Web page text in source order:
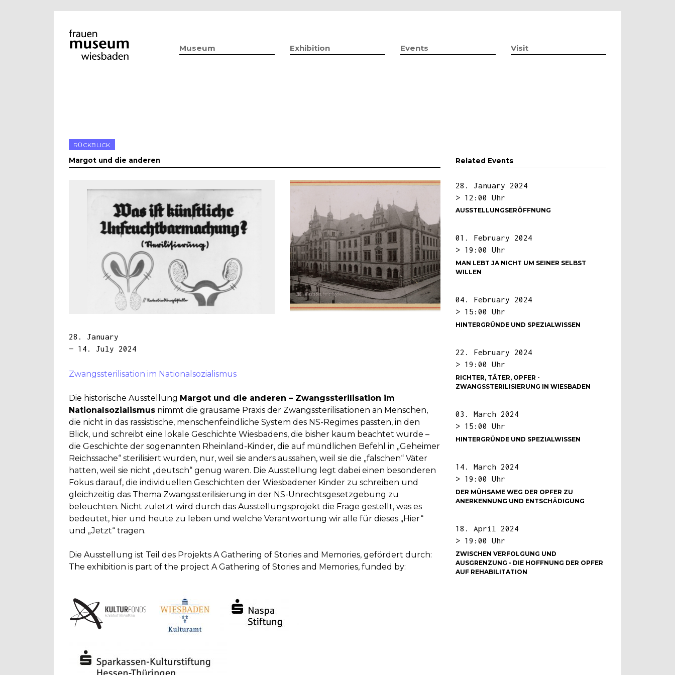
Museum Exhibition Events Visit
RÜCKBLICK
Margot und die anderen
28. January
— 14. July 2024
Zwangssterilisation im Nationalsozialismus
Die historische Ausstellung Margot und die anderen – Zwangssterilisation im
Nationalsozialismus nimmt die grausame Praxis der Zwangssterilisationen an Menschen,
die nicht in das rassistische, menschenfeindliche System des NS-Regimes passten, in den
Blick, und schreibt eine lokale Geschichte Wiesbadens, die bisher kaum beachtet wurde –
die Geschichte der sogenannten Rheinland-Kinder, die auf mündlichen Befehl in „Geheimer
Reichssache“ sterilisiert wurden, nur, weil sie anders aussahen, weil sie die „falschen“ Väter
hatten, weil sie nicht „deutsch“ genug waren. Die Ausstellung legt dabei einen besonderen
Fokus darauf, die individuellen Geschichten der Wiesbadener Kinder zu schreiben und
gleichzeitig das Thema Zwangssterilisierung in der NS-Unrechtsgesetzgebung zu
beleuchten. Nicht zuletzt wird durch das Ausstellungsprojekt die Frage gestellt, was es
bedeutet, hier und heute zu leben und welche Verantwortung wir alle für dieses „Hier“
und „Jetzt“ tragen.
Die Ausstellung ist Teil des Projekts A Gathering of Stories and Memories, gefördert durch:
The exhibition is part of the project A Gathering of Stories and Memories, funded by:
Related Events
28. January 2024
> 12:00 Uhr
AUSSTELLUNGSERÖFFNUNG
01. February 2024
> 19:00 Uhr
MAN LEBT JA NICHT UM SEINER SELBST
WILLEN
04. February 2024
> 15:00 Uhr
HINTERGRÜNDE UND SPEZIALWISSEN
22. February 2024
> 19:00 Uhr
RICHTER, TÄTER, OPFER -
ZWANGSSTERILISIERUNG IN WIESBADEN
03. March 2024
> 15:00 Uhr
HINTERGRÜNDE UND SPEZIALWISSEN
14. March 2024
> 19:00 Uhr
DER MÜHSAME WEG DER OPFER ZU
ANERKENNUNG UND ENTSCHÄDIGUNG
18. April 2024
> 19:00 Uhr
ZWISCHEN VERFOLGUNG UND
AUSGRENZUNG - DIE HOFFNUNG DER OPFER
AUF REHABILITATION